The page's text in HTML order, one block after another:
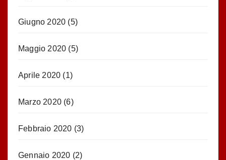
Giugno 2020 (5)
Maggio 2020 (5)
Aprile 2020 (1)
Marzo 2020 (6)
Febbraio 2020 (3)
Gennaio 2020 (2)